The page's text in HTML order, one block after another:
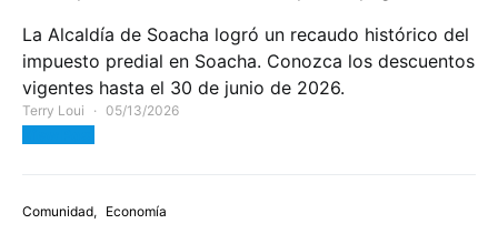
La Alcaldía de Soacha logró un recaudo histórico del
impuesto predial en Soacha. Conozca los descuentos
vigentes hasta el 30 de junio de 2026.
Terry Loui 05/13/2026
Comunidad Economía